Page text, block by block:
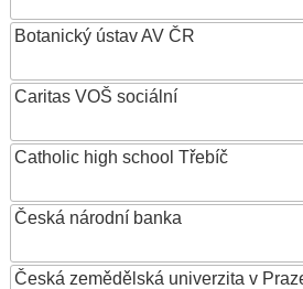
Botanický ústav AV ČR
Caritas VOŠ sociální
Catholic high school Třebíč
Česká národní banka
Česká zemědělská univerzita v